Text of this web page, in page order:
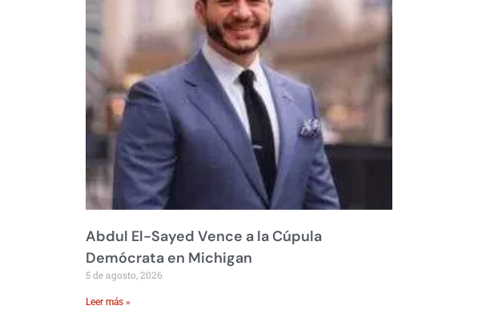
Abdul El-Sayed Vence a la Cúpula
Demócrata en Michigan
5 de agosto, 2026
Leer más »